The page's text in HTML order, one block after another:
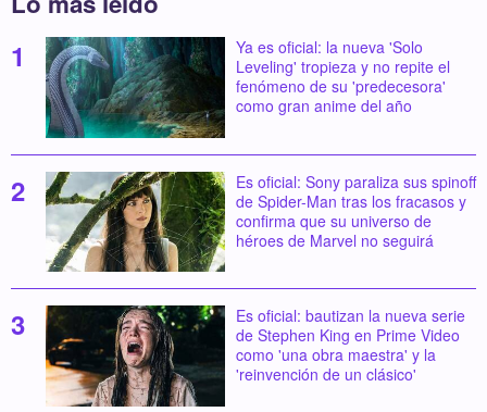
Ya es oficial: la nueva 'Solo
Leveling' tropieza y no repite el
fenómeno de su 'predecesora'
como gran anime del año
Es oficial: Sony paraliza sus spinoff
de Spider-Man tras los fracasos y
confirma que su universo de
héroes de Marvel no seguirá
Es oficial: bautizan la nueva serie
de Stephen King en Prime Video
como 'una obra maestra' y la
'reinvención de un clásico'